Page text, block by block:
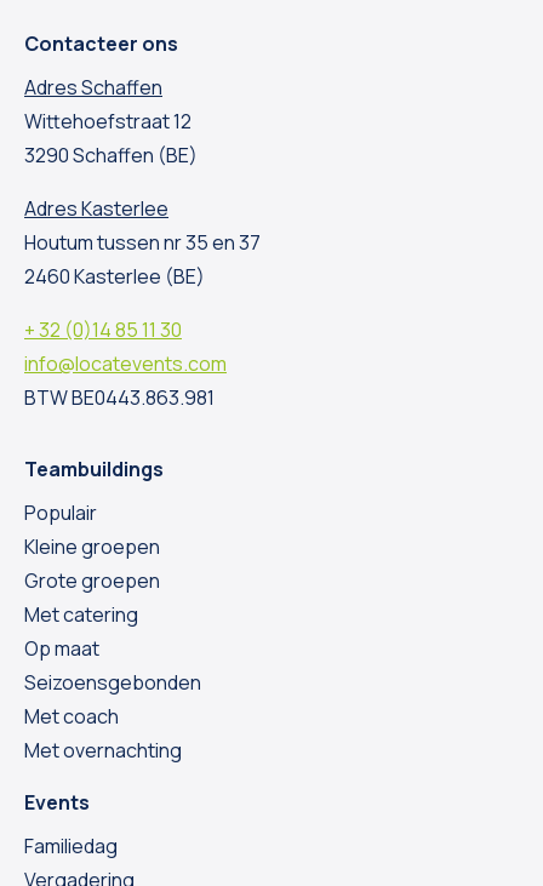
Contacteer ons
Adres Schaffen
Wittehoefstraat 12
3290 Schaffen (BE)
Adres Kasterlee
Houtum tussen nr 35 en 37
2460 Kasterlee (BE)
+ 32 (0)14 85 11 30
info@locatevents.com
BTW BE0443.863.981
Teambuildings
Populair
Kleine groepen
Grote groepen
Met catering
Op maat
Seizoensgebonden
Met coach
Met overnachting
Events
Familiedag
Vergadering